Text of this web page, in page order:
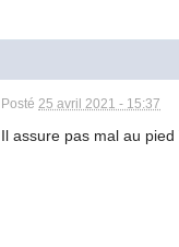
Posté25 avril 2021 - 15:37
Il assure pas mal au